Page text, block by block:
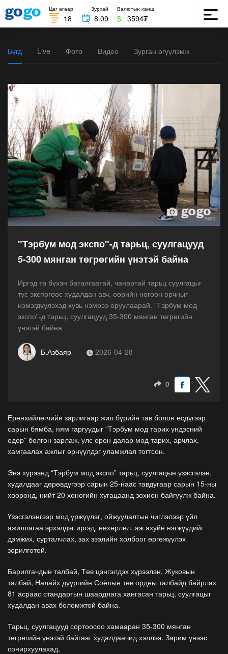
Цаг агаар
18
Зурхай
8.09
Валютын ханш
$ 3594₮
Бүгд Live Фото Видео Зурган өгүүлэмж
"Тэрбум мод экспо"-д тарьц, суулгацууд
5-300 мянган төгрөгийн үнэтэй байна
Иргэд та бүхэн баталгаатай, чанартай тарьц суулгацыг
тус экспогоос худалдан авч, өөрийн ногоон орчныг
нэмэгдүүлэхэд хувь нэмрээ оруулаарай. "Тэрбум мод
экспо"-д тарьц, суулгацууд 35-300 мянган төгрөгийн
үнэтэй байна
Б.Азбаяр 2026-04-28
0
Ерөнхийлөгчийн зарлигаар жил бүрийн тав болон есдүгээр
сарын бямба, ням гаргуудыг “Тэрбум мод тарих үндэсний
өдөр” болгон зарлаж, улс орон даяар мод тарих, арчлах,
хамгаалах ажлыг өрнүүлдэг уламжлал тогтсон.
Энэ хүрээнд “Тэрбум мод экспо” тарьц, суулгацын үзэсгэлэн,
худалдааг дөрөвдүгээр сарын 25-наас тавдугаар сарын 15-ны
хооронд, нийт 20 хоногийн хугацаанд зохион байгуулж байна.
Үзэсгэлэнгээр мод үржүүлэг, ойжуулалтын чиглэлээр үйл
ажиллагаа эрхэлдэг иргэд, нөхөрлөл, аж ахуйн нэгжүүдийг
дэмжих, сурталчлах, зах зээлийн холбоог өргөжүүлэх
зорилготой.
Барилгачдын талбай, Төв цэнгэлдэх хүрээлэн, Жуковын
талбай, Налайх дүүргийн Соёлын төв ордны талбайд байрлах
81 асраас стандартын шаардлага хангасан тарьц, суулгацыг
худалдан авах боломжтой байна.
Тарьц, суулгацууд сортоосоо хамааран 35-300 мянган
төгрөгийн үнэтэй байгааг худалдаачид хэллээ. Зарим үнээс
сонирхуулахад,